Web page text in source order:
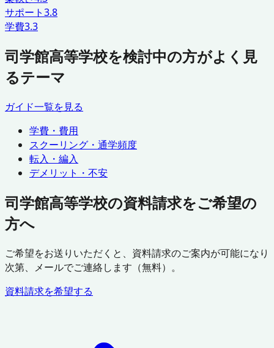
サポート3.8
学費3.3
司学館高等学校を検討中の方がよく見
るテーマ
ガイド一覧を見る
学費・費用
スクーリング・通学頻度
転入・編入
デメリット・不安
司学館高等学校の資料請求をご希望の
方へ
ご希望をお送りいただくと、資料請求のご案内が可能になり
次第、メールでご連絡します（無料）。
資料請求を希望する